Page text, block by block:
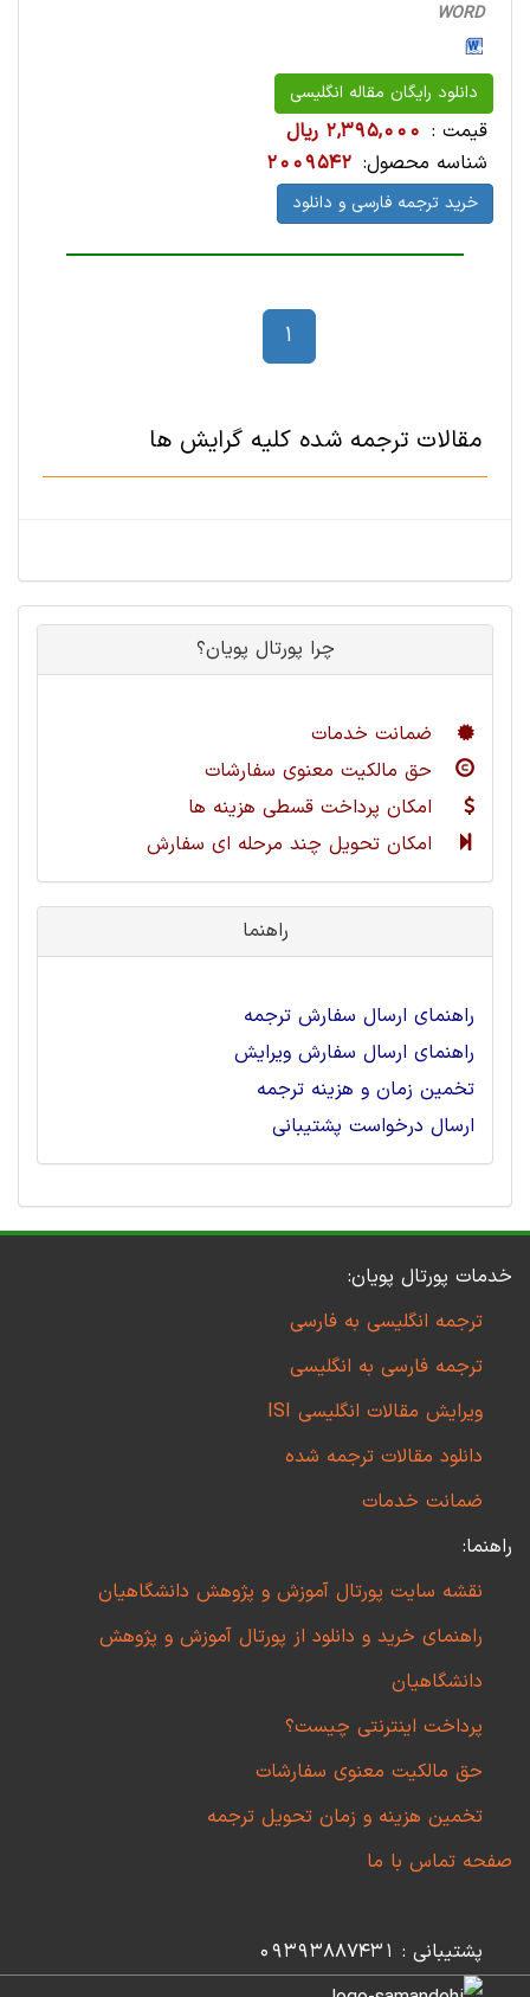
WORD
دانلود رایگان مقاله انگلیسی
قیمت : 2,395,000 ریال
شناسه محصول: 2009542
خرید ترجمه فارسی و دانلود
1
مقالات ترجمه شده کلیه گرایش ها
چرا پورتال پویان؟
ضمانت خدمات
حق مالکیت معنوی سفارشات
امکان پرداخت قسطی هزینه ها
امکان تحویل چند مرحله ای سفارش
راهنما
راهنمای ارسال سفارش ترجمه
راهنمای ارسال سفارش ویرایش
تخمین زمان و هزینه ترجمه
ارسال درخواست پشتیبانی
خدمات پورتال پویان:
ترجمه انگلیسی به فارسی
ترجمه فارسی به انگلیسی
ویرایش مقالات انگلیسی ISI
دانلود مقالات ترجمه شده
ضمانت خدمات
راهنما:
نقشه سایت پورتال آموزش و پژوهش دانشگاهیان
راهنمای خرید و دانلود از پورتال آموزش و پژوهش
دانشگاهیان
پرداخت اینترنتی چیست؟
حق مالکیت معنوی سفارشات
تخمین هزینه و زمان تحویل ترجمه
صفحه تماس با ما
پشتیبانی : 09393887431